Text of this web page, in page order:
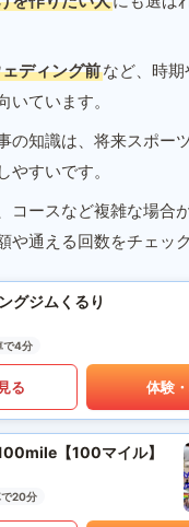
ディング前など、時
いています。
の知識は、将来スポー
やすいです。
コースなど複雑な場合
や通える回数をチェッ
グジムくるり
で4分
る 体験
【100マイル】
20分